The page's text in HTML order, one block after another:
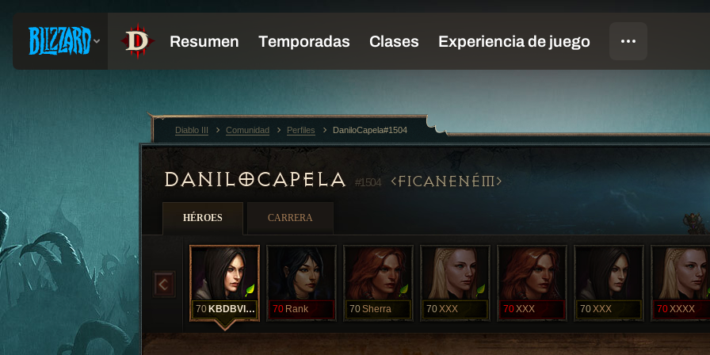
DANILOCAPELA #1504 FICANENÉM
HÉROES CARRERA
70 KBDBVIUD 70 Rank 70Sherra 70XXX 70XXX 70XXX 70XXXX
Diablo III Comunidad Perfiles DaniloCapela#1504